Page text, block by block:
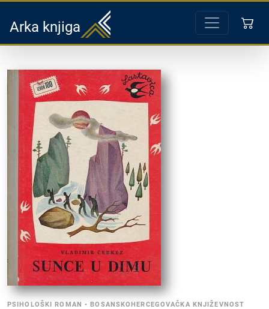
Arka knjiga
PSIHOLOŠKI ROMAN •BOSANSKOHERCEGOVAČKA KNJIŽEVNOST